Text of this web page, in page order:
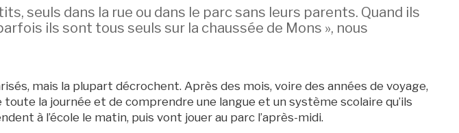
seuls dans la rue ou dans le parc sans leurs parents. Quand ils
ils sont tous seuls sur la chaussée de Mons », nous
mais la plupart décrochent. Après des mois, voire des années de voyage,
la journée et de comprendre une langue et un système scolaire qu’ils
à l’école le matin, puis vont jouer au parc l’après-midi.